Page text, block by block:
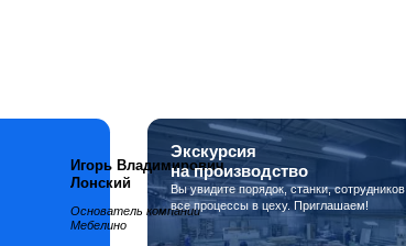
Игорь Владимирович
Лонский
Основатель компании
Мебелино
Экскурсия
на производство
Вы увидите порядок, станки, сотрудников
все процессы в цеху. Приглашаем!